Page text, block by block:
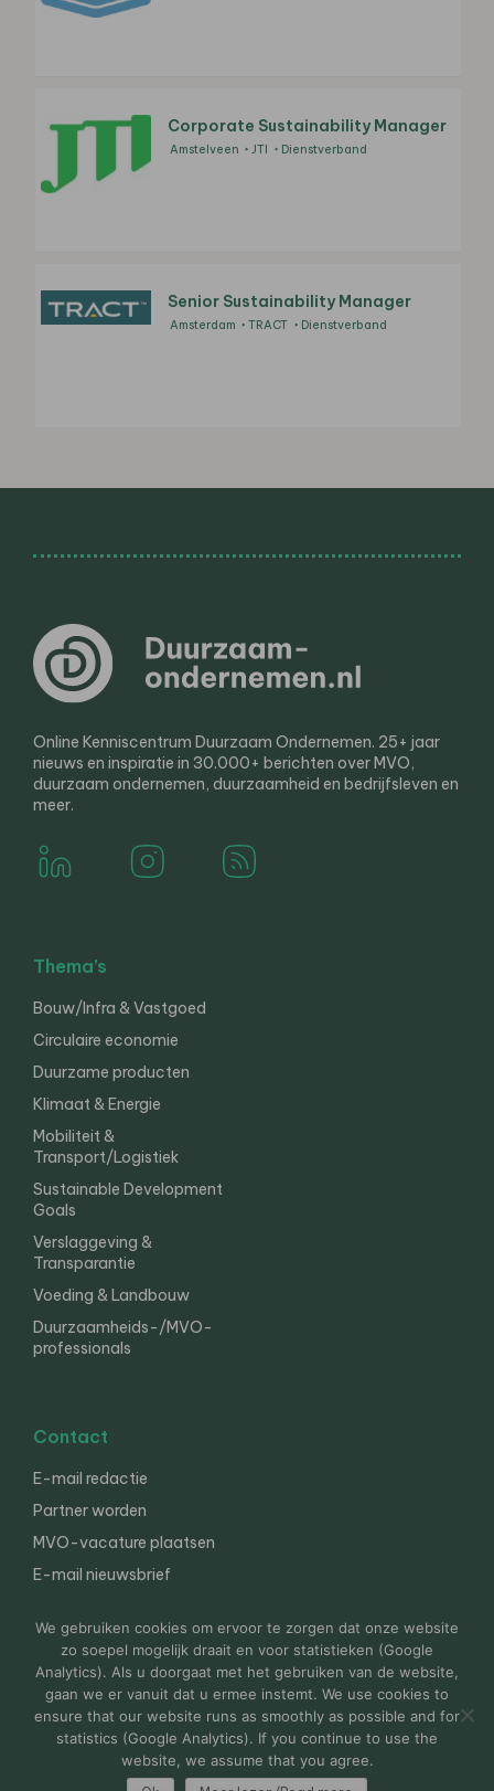
Corporate Sustainability Manager
Amstelveen JTI Dienstverband
Senior Sustainability Manager
Amsterdam TRACT Dienstverband
Online Kenniscentrum Duurzaam Ondernemen. 25+ jaar
nieuws en inspiratie in 30.000+ berichten over MVO,
duurzaam ondernemen, duurzaamheid en bedrijfsleven en
meer.
Thema’s
Bouw/Infra & Vastgoed
Circulaire economie
Duurzame producten
Klimaat & Energie
Mobiliteit &
Transport/Logistiek
Sustainable Development
Goals
Verslaggeving &
Transparantie
Voeding & Landbouw
Duurzaamheids-/MVO-
professionals
Contact
E-mail redactie
Partner worden
MVO-vacature plaatsen
E-mail nieuwsbrief
© 2000-2026 Van der Molen EIS Colofon
Disclaimer
Privacy
We gebruiken cookies om ervoor te zorgen dat onze website
zo soepel mogelijk draait en voor statistieken (Google
Analytics). Als u doorgaat met het gebruiken van de website,
gaan we er vanuit dat u ermee instemt. We use cookies to
ensure that our website runs as smoothly as possible and for
statistics (Google Analytics). If you continue to use the
website, we assume that you agree.